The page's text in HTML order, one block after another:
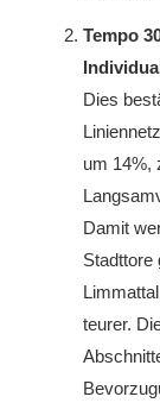
Tempo
Dies
um 14%,
Damit
Stadttore
teurer.